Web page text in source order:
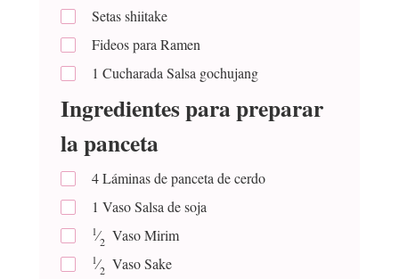
Setas shiitake
Fideos para Ramen
1 Cucharada Salsa gochujang
Ingredientes para preparar
la panceta
4Láminas de panceta de cerdo
1 VasoSalsa de soja
1⁄2 VasoMirim
1⁄2 VasoSake